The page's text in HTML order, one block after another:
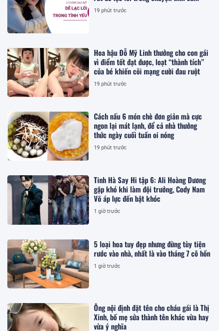
19 phút trước
Hoa hậu Đỗ Mỹ Linh thưởng cho con gái
vì điểm tốt đạt được, loạt “thành tích”
của bé khiến cõi mạng cười đau ruột
19 phút trước
Cách nấu 6 món chè đơn giản mà cực
ngon lại mát lạnh, để cả nhà thưởng
thức ngày cuối tuần oi nóng
19 phút trước
Tinh Hà Say Hi tập 6: Ali Hoàng Dương
gặp khó khi làm đội trưởng, Cody Nam
Võ áp lực đến bật khóc
1 giờ trước
5 loại hoa tuy đẹp nhưng đừng tùy tiện
rước vào nhà, nhất là vào tháng 7 cô hồn
1 giờ trước
Ông nội định đặt tên cho cháu gái là Thị
Xinh, bố mẹ sửa thành tên khác vừa hay
vừa ý nghĩa